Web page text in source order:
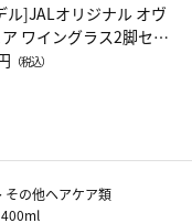
ル]JALオリジナル オヴ
ワイングラス2脚セッ
ドワイン）
（税込）
その他ヘアケア類
400ml